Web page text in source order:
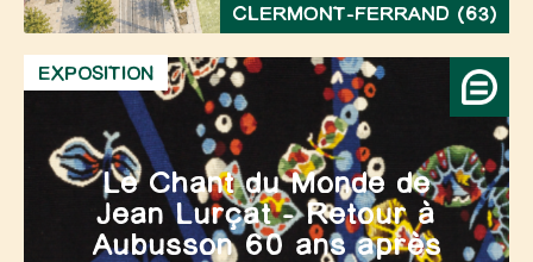
CLERMONT-FERRAND (63)
Le Chant du Monde de
Jean Lurçat – Retour à
Aubusson 60 ans après
EXPOSITION